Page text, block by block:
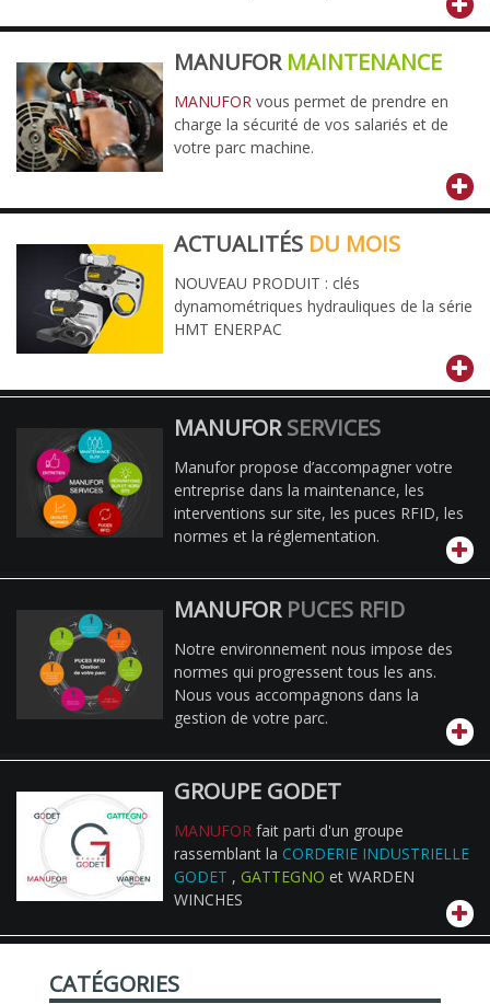
MANUFOR MAINTENANCE
MANUFOR vous permet de prendre en
charge la sécurité de vos salariés et de
votre parc machine.
ACTUALITÉS DU MOIS
NOUVEAU PRODUIT : clés
dynamométriques hydrauliques de la série
HMT ENERPAC
MANUFORSERVICES
Manufor propose d’accompagner votre
entreprise dans la maintenance, les
interventions sur site, les puces RFID, les
normes et la réglementation.
MANUFOR PUCES RFID
Notre environnement nous impose des
normes qui progressent tous les ans.
Nous vous accompagnons dans la
gestion de votre parc.
GROUPE GODET
MANUFOR fait parti d'un groupe
rassemblant la CORDERIE INDUSTRIELLE
GODET , GATTEGNO et WARDEN
WINCHES
CATÉGORIES